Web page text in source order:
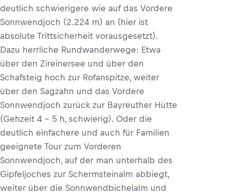
deutlich schwierigere wie auf das Vordere
Sonnwendjoch (2.224 m) an (hier ist
absolute Trittsicherheit vorausgesetzt).
Dazu herrliche Rundwanderwege: Etwa
über den Zireinersee und über den
Schafsteig hoch zur Rofanspitze, weiter
über den Sagzahn und das Vordere
Sonnwendjoch zurück zur Bayreuther Hütte
(Gehzeit 4 – 5 h, schwierig). Oder die
deutlich einfachere und auch für Familien
geeignete Tour zum Vorderen
Sonnwendjoch, auf der man unterhalb des
Gipfeljoches zur Schermsteinalm abbiegt,
weiter über die Sonnwendbichelalm und